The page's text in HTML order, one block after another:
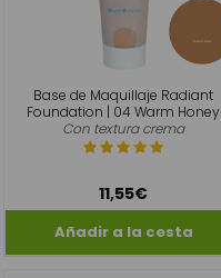
Base de Maquillaje Radiant
Foundation | 04 Warm Honey
Con textura crema
11,55€